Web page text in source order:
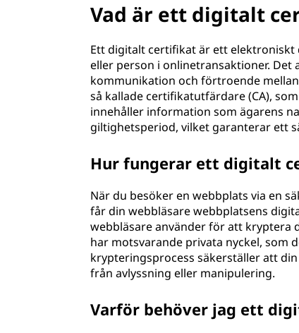
Vad är ett digitalt
Ett digitalt certifikat är ett
eller person i onlinetransaktioner.
kommunikation och förtroende
så kallade certifikatutfärdare (CA),
innehåller information som ägarens
giltighetsperiod, vilket garanterar ett
Hur fungerar ett digitalt
När du besöker en webbplats via en
får din webbläsare webbplatsens
webbläsare använder för att kryptera
har motsvarande privata nyckel, som
krypteringsprocess säkerställer att
från avlyssning eller manipulering.
Varför behöver jag ett